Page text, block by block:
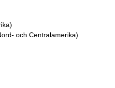
och Centralamerika)